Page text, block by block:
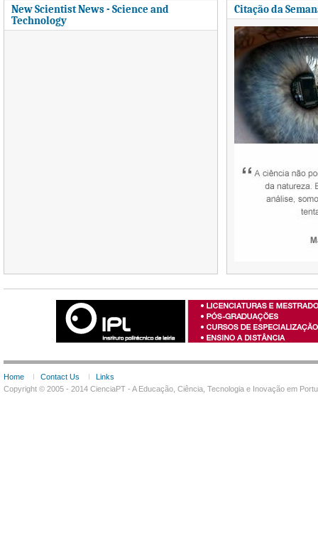
New Scientist News - Science and
Technology
Citação da
Home Contact Us
Links
Copyright © 2005 - 2014 CienciaPT - A Educação, Ciência, Tecnologia e Inovação em